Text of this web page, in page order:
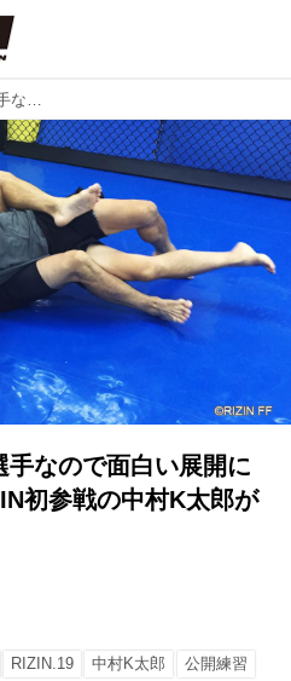
「お互い組技同士の選手なので面白い展開になると思います」RIZIN初参戦の中村K太郎が練習を公開！
手なので面白い展開に
初参戦の中村K太郎が
RIZIN.19 中村K太郎 公開練習